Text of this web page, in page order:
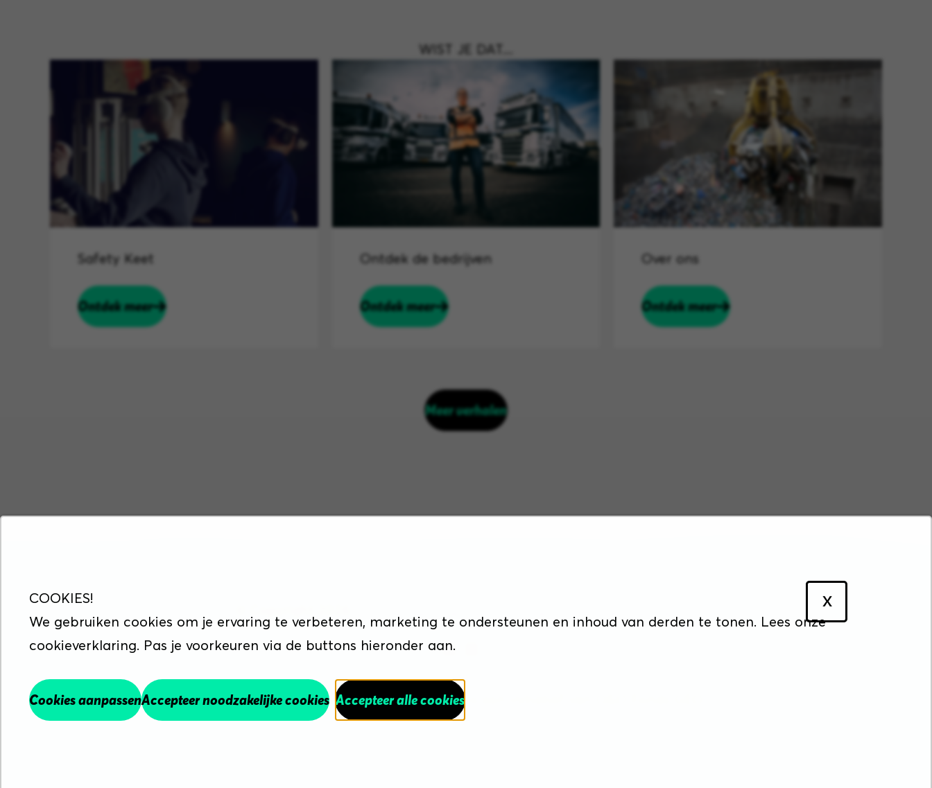
X
COOKIES!
We gebruiken cookies om je ervaring te verbeteren, marketing te ondersteunen en inhoud van derden te tonen. Lees onze
cookieverklaring. Pas je voorkeuren via de buttons hieronder aan.
Accepteer alle cookies
Accepteer noodzakelijke cookies
Cookies aanpassen
WIST JE DAT....
Safety Keet
Ontdek meer
Ontdek de bedrijven
Ontdek meer
Over ons
Ontdek meer
Meer verhalen
Maak werk van een schonere wereld is een initiatief van O&O Fonds GEO.